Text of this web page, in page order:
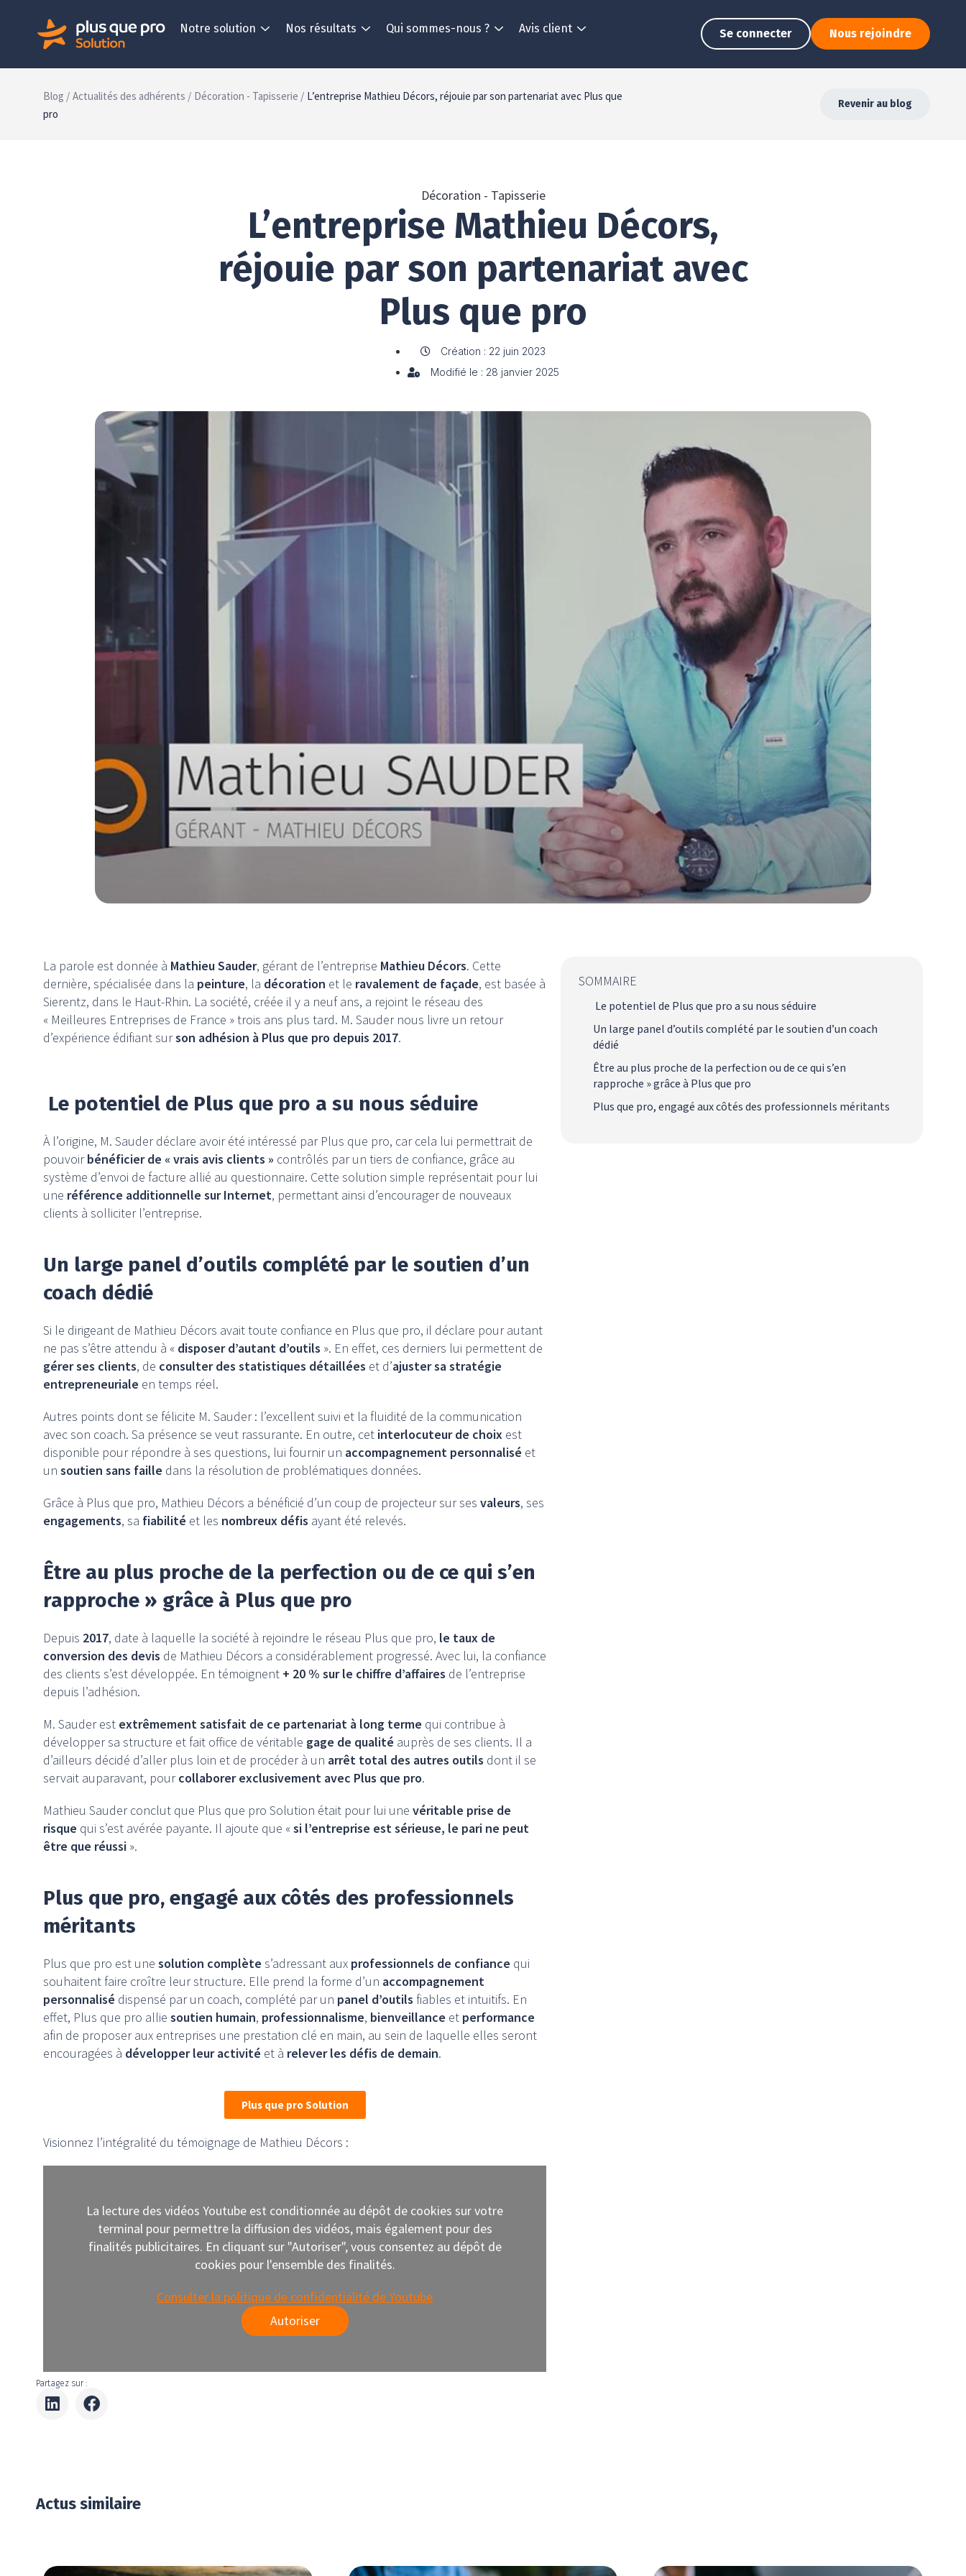
Notre solution Nos résultats Qui sommes-nous ? Avis client Se connecter Nous rejoindre
Blog / Actualités des adhérents / Décoration - Tapisserie / L’entreprise Mathieu Décors, réjouie par son partenariat avec Plus que
pro
Revenir au blog
Décoration - Tapisserie
L’entreprise Mathieu Décors,
réjouie par son partenariat avec
Plus que pro
Création : 22 juin 2023
Modifié le : 28 janvier 2025
La parole est donnée à Mathieu Sauder, gérant de l’entreprise Mathieu Décors. Cette
dernière, spécialisée dans la peinture, la décoration et le ravalement de façade, est basée à
Sierentz, dans le Haut-Rhin. La société, créée il y a neuf ans, a rejoint le réseau des
« Meilleures Entreprises de France » trois ans plus tard. M. Sauder nous livre un retour
d’expérience édifiant surson adhésion à Plus que pro depuis 2017.
Le potentiel de Plus que pro a su nous séduire
À l’origine, M. Sauder déclare avoir été intéressé par Plus que pro, car cela lui permettrait de
pouvoirbénéficier de « vrais avis clients » contrôlés par un tiers de confiance, grâce au
système d’envoi de facture allié au questionnaire. Cette solution simple représentait pour lui
une référence additionnelle sur Internet, permettant ainsi d’encourager de nouveaux
clients à solliciter l’entreprise.
Un large panel d’outils complété par le soutien d’un
coach dédié
Si le dirigeant de Mathieu Décors avait toute confiance en Plus que pro, il déclare pour autant
ne pas s’être attendu à « disposer d’autant d’outils ». En effet, ces derniers lui permettent de
gérer ses clients, de consulter des statistiques détaillées et d’ajuster sa stratégie
entrepreneuriale en temps réel.
Autres points dont se félicite M. Sauder : l’excellent suivi et la fluidité de la communication
avec son coach. Sa présence se veut rassurante. En outre, cet interlocuteur de choix est
disponible pour répondre à ses questions, lui fournir un accompagnement personnalisé et
un soutien sans faille dans la résolution de problématiques données.
Grâce à Plus que pro, Mathieu Décors a bénéficié d’un coup de projecteur sur ses valeurs, ses
engagements, sa fiabilité et les nombreux défis ayant été relevés.
Être au plus proche de la perfection ou de ce qui s’en
rapproche » grâce à Plus que pro
Depuis 2017, date à laquelle la société à rejoindre le réseau Plus que pro, le taux de
conversion des devis de Mathieu Décors a considérablement progressé. Avec lui, la confiance
des clients s’est développée. En témoignent + 20 % sur le chiffre d’affaires de l’entreprise
depuis l’adhésion.
M. Sauder est extrêmement satisfait de ce partenariat à long terme qui contribue à
développer sa structure et fait office de véritable gage de qualité auprès de ses clients. Il a
d’ailleurs décidé d’aller plus loin et de procéder à un arrêt total des autres outils dont il se
servait auparavant, pourcollaborer exclusivement avec Plus que pro.
Mathieu Sauder conclut que Plus que pro Solution était pour lui une véritable prise de
risque qui s’est avérée payante. Il ajoute que «si l’entreprise est sérieuse, le pari ne peut
être que réussi ».
Plus que pro, engagé aux côtés des professionnels
méritants
Plus que pro est une solution complète s’adressant aux professionnels de confiance qui
souhaitent faire croître leur structure. Elle prend la forme d’un accompagnement
personnalisé dispensé par un coach, complété par un panel d’outils fiables et intuitifs. En
effet, Plus que pro allie soutien humain, professionnalisme, bienveillance et performance
afin de proposer aux entreprises une prestation clé en main, au sein de laquelle elles seront
encouragées à développer leur activité et à relever les défis de demain.
Plus que pro Solution
Visionnez l’intégralité du témoignage de Mathieu Décors :
La lecture des vidéos Youtube est conditionnée au dépôt de cookies sur votre
terminal pour permettre la diffusion des vidéos, mais également pour des
finalités publicitaires. En cliquant sur "Autoriser", vous consentez au dépôt de
cookies pour l'ensemble des finalités.
Consulter la politique de confidentialité de Youtube
Autoriser
Partagez sur :
SOMMAIRE
Le potentiel de Plus que pro a su nous séduire
Un large panel d’outils complété par le soutien d’un coach
dédié
Être au plus proche de la perfection ou de ce qui s’en
rapproche » grâce à Plus que pro
Plus que pro, engagé aux côtés des professionnels méritants
Actus similaire